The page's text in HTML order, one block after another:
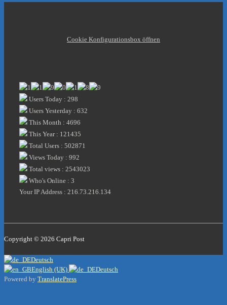
Cookie Konfigurationsbox öffnen
Users Today : 298
Users Yesterday : 632
This Month : 4696
This Year : 121435
Total Users : 502871
Views Today : 992
Total views : 2543023
Who's Online : 3
Your IP Address : 216.73.216.134
Copyright © 2026 Capri Post
Deutsch
English (UK)
Deutsch
Powered by TranslatePress